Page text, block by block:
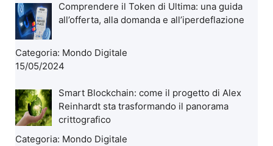
Comprendere il Token di Ultima: una guida
all’offerta, alla domanda e all’iperdeflazione
Categoria: Mondo Digitale
15/05/2024
Smart Blockchain: come il progetto di Alex
Reinhardt sta trasformando il panorama
crittografico
Categoria: Mondo Digitale